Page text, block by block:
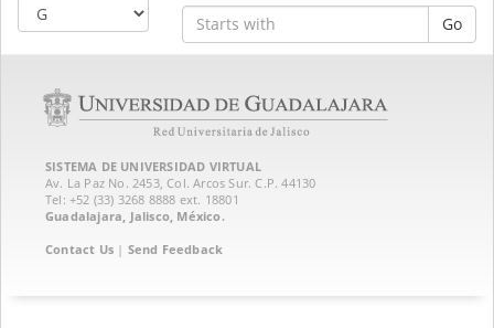
Go
SISTEMA DE UNIVERSIDAD VIRTUAL
Av. La Paz No. 2453, Col. Arcos Sur. C.P. 44130
Tel: +52 (33) 3268 8888‏ ext. 18801
Guadalajara, Jalisco, México.
Contact Us | Send Feedback